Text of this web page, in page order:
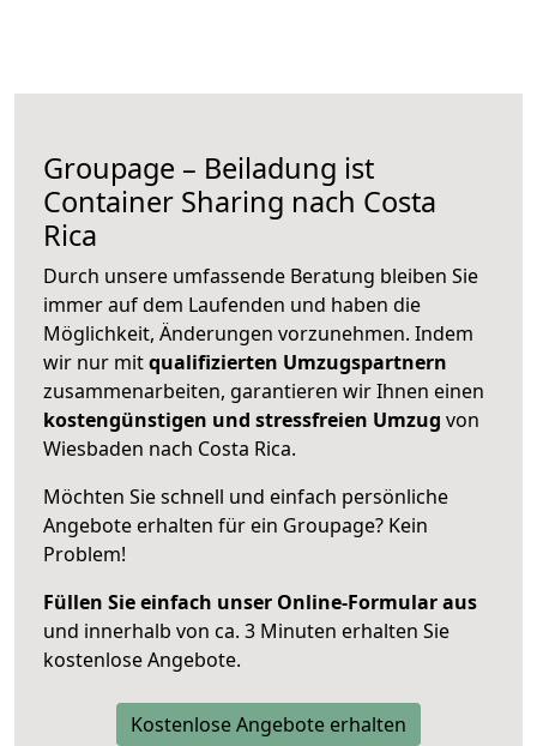
Groupage – Beiladung ist
Container Sharing nach Costa
Rica
Durch unsere umfassende Beratung bleiben Sie
immer auf dem Laufenden und haben die
Möglichkeit, Änderungen vorzunehmen. Indem
wir nur mitqualifizierten Umzugspartnern
zusammenarbeiten, garantieren wir Ihnen einen
kostengünstigen und stressfreien Umzug von
Wiesbaden nach Costa Rica.
Möchten Sie schnell und einfach persönliche
Angebote erhalten für ein Groupage? Kein
Problem!
Füllen Sie einfach unser Online-Formular aus
und innerhalb von ca. 3 Minuten erhalten Sie
kostenlose Angebote.
Kostenlose Angebote erhalten